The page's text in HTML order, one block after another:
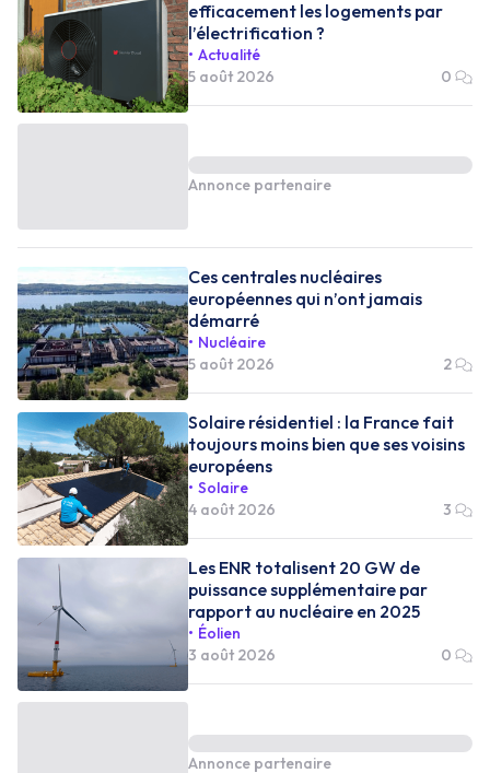
efficacement les logements par
l’électrification ?
Actualité
5 août 2026
0
Annonce partenaire
Ces centrales nucléaires
européennes qui n’ont jamais
démarré
Nucléaire
5 août 2026
2
Solaire résidentiel : la France fait
toujours moins bien que ses voisins
européens
Solaire
4 août 2026
3
Les ENR totalisent 20 GW de
puissance supplémentaire par
rapport au nucléaire en 2025
Éolien
3 août 2026
0
Annonce partenaire